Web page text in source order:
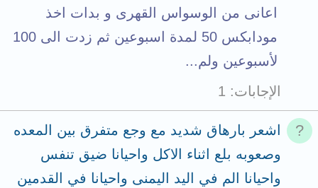
اعانى من الوسواس القهرى و بدات اخذ
مودابكس 50 لمدة اسبوعين ثم زدت الى 100
لأسبوعين ولم...
الإجابات
1
اشعر بارهاق شديد مع وجع متفرق بين المعده
وصعوبه بلع اثناء الاكل واحيانا ضيق تنفس
واحيانا الم في اليد اليمنى واحيانا في القدمين